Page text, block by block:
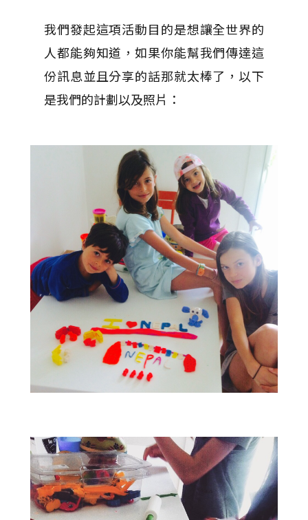
我們發起這項活動目的是想讓全世界的
人都能夠知道，如果你能幫我們傳達這
份訊息並且分享的話那就太棒了，以下
是我們的計劃以及照片：